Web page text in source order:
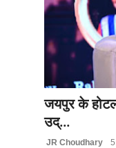
जयपुर के
उद्...
JR Choudhary